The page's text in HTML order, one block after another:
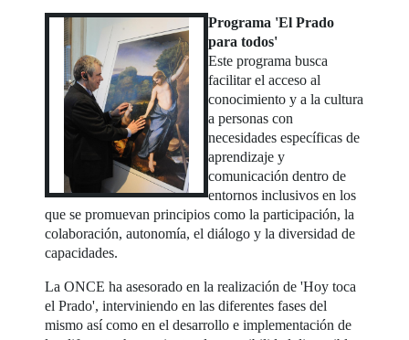
Programa 'El Prado
para todos'
Este programa busca
facilitar el acceso al
conocimiento y a la cultura
a personas con
necesidades específicas de
aprendizaje y
comunicación dentro de
entornos inclusivos en los
que se promuevan principios como la participación, la
colaboración, autonomía, el diálogo y la diversidad de
capacidades.
La ONCE ha asesorado en la realización de 'Hoy toca
el Prado', interviniendo en las diferentes fases del
mismo así como en el desarrollo e implementación de